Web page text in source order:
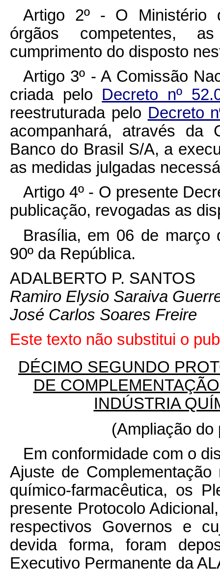
Artigo 2º - O Ministério
órgãos competentes,
cumprimento do disposto
Artigo 3º - A Comissão
criada pelo Decreto nº
reestruturada pelo Decreto
acompanhará, através da
Banco do Brasil S/A, a
as medidas julgadas
Artigo 4º - O presente
publicação, revogadas as
Brasília, em 06 de março
90º da República.
ADALBERTO P. SANTOS
Ramiro Elysio Saraiva
José Carlos Soares Freire
Este texto não substitui o
DÉCIMO SEGUNDO
DE
INDÚSTRIA
(Ampliação do
Em conformidade com o
Ajuste de
químico-farmacêutica, os
presente Protocolo
respectivos Governos e
devida forma, foram
Executivo Permanente da